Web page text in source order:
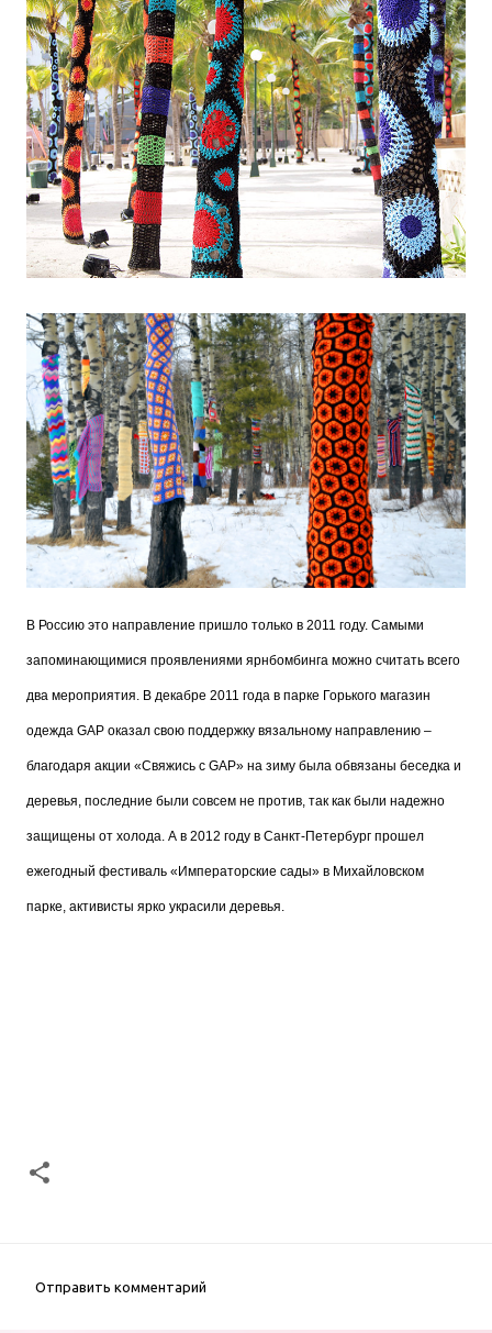
В Россию это направление пришло только в 2011 году. Самыми
запоминающимися проявлениями ярнбомбинга можно считать всего
два мероприятия. В декабре 2011 года в парке Горького магазин
одежда GAP оказал свою поддержку вязальному направлению –
благодаря акции «Свяжись с GAP» на зиму была обвязаны беседка и
деревья, последние были совсем не против, так как были надежно
защищены от холода. А в 2012 году в Санкт-Петербург прошел
ежегодный фестиваль «Императорские сады» в Михайловском
парке, активисты ярко украсили деревья.
Отправить комментарий